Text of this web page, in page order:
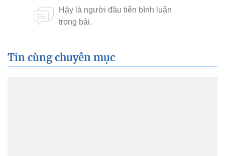
Tin cùng chuyên mục